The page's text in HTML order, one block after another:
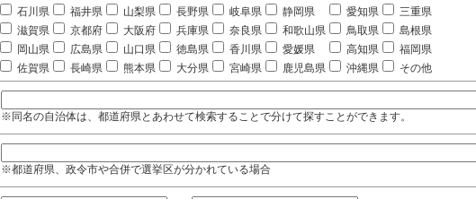
石川県
福井県 山梨県 長野県 岐阜県 静岡県 愛知県
三重県
滋賀県
京都府 大阪府 兵庫県 奈良県 和歌山県 鳥取県
島根県
岡山県
広島県 山口県 徳島県 香川県 愛媛県 高知県
福岡県
佐賀県
長崎県 熊本県 大分県 宮崎県 鹿児島県 沖縄県 その他
※同名の自治体は、都道府県とあわせて検索することで分けて探すことができます。
※都道府県、政令市や合併で選挙区が分かれている場合